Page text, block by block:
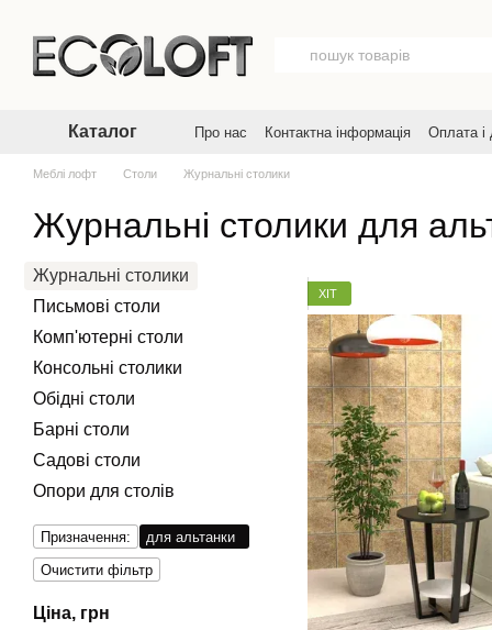
Каталог Про нас Контактна інформація Оплата і
Меблі лофт Столи Журнальні столики
Журнальні столики для
ХІТ
Журнальні столики
Письмові столи
Комп'ютерні столи
Консольні столики
Обідні столи
Барні столи
Садові столи
Опори для столів
Призначення:
для альтанки
Очистити фільтр
Ціна, грн